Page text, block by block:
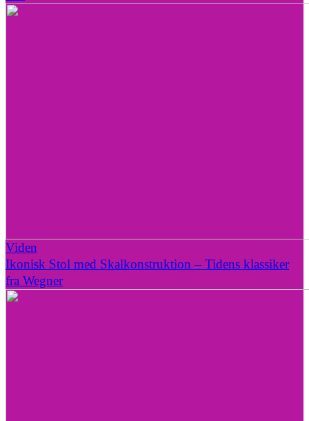
Viden
Ikonisk Stol med Skalkonstruktion – Tidens klassiker
fra Wegner